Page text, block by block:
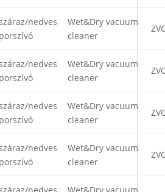
nedves
porszívó
Wet&Dry vacuum
cleaner
nedves
porszívó
Wet&Dry vacuum
cleaner
nedves
porszívó
Wet&Dry vacuum
cleaner
nedves
porszívó
Wet&Dry vacuum
cleaner
nedves
Wet&Dry vacuum